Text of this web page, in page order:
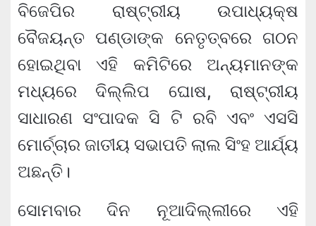
ବିଜେପିର ରାଷ୍ଟ୍ରୀୟ ଉପାଧ୍ୟକ୍ଷ
ବୈଜୟନ୍ତ ପଣ୍ଡାଙ୍କ ନେତୃତ୍ବରେ ଗଠନ
ହୋଇଥିବା ଏହି କମିଟିରେ ଅନ୍ୟମାନଙ୍କ
ମଧ୍ୟରେ ଦିଲ୍ଲିପ ଘୋଷ, ରାଷ୍ଟ୍ରୀୟ
ସାଧାରଣ ସଂପାଦକ ସି ଟି ରବି ଏବଂ ଏସସି
ମୋର୍ଚ୍ଚାର ଜାତୀୟ ସଭାପତି ଲାଲ ସିଂହ ଆର୍ଯ୍ୟ
ଅଛନ୍ତି।
ସୋମବାର ଦିନ ନୂଆଦିଲ୍ଲୀରେ ଏହି